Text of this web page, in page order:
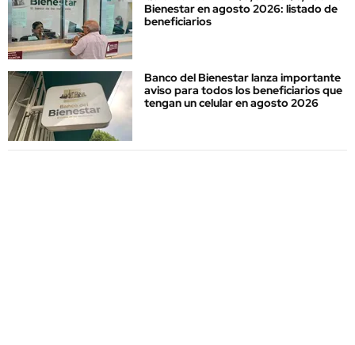
Bienestar en agosto 2026: listado de
beneficiarios
Banco del Bienestar lanza importante
aviso para todos los beneficiarios que
tengan un celular en agosto 2026